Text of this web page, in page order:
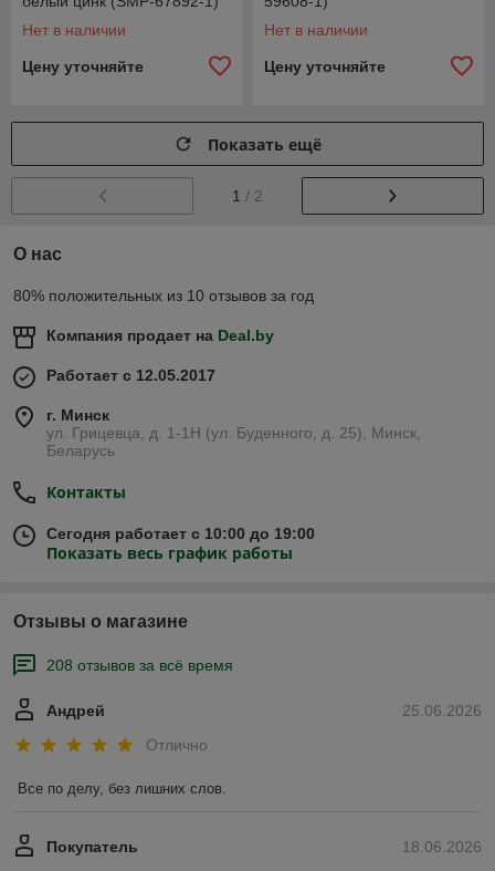
Нет в наличии
Цену уточняйте
Нет в наличии
Цену уточняйте
Показать ещё
1 / 2
О нас
80% положительных из 10 отзывов за год
Компания продает на Deal.by
Работает с 12.05.2017
г. Минск
ул. Грицевца, д. 1-1Н (ул. Буденного, д. 25), Минск,
Беларусь
Контакты
Сегодня работает с 10:00 до 19:00
Показать весь график работы
Отзывы о магазине
208 отзывов за всё время
25.06.2026
Андрей
Отлично
Все по делу, без лишних слов.
18.06.2026
Покупатель